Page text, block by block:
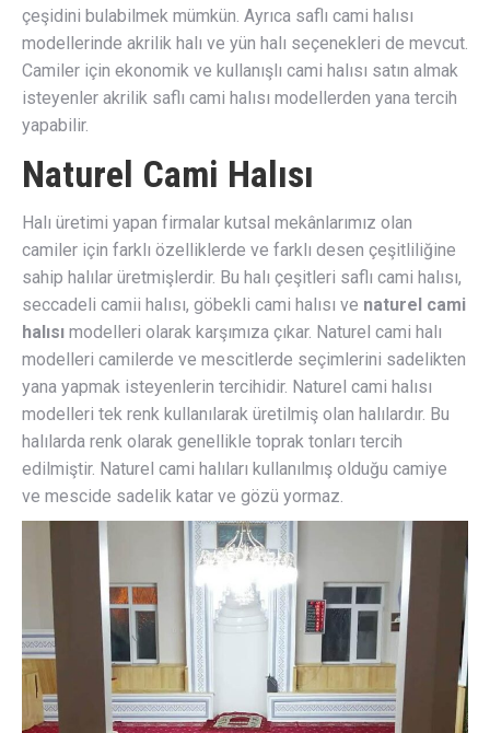
çeşidini bulabilmek mümkün. Ayrıca saflı cami halısı
modellerinde akrilik halı ve yün halı seçenekleri de mevcut.
Camiler için ekonomik ve kullanışlı cami halısı satın almak
isteyenler akrilik saflı cami halısı modellerden yana tercih
yapabilir.
Naturel Cami Halısı
Halı üretimi yapan firmalar kutsal mekânlarımız olan
camiler için farklı özelliklerde ve farklı desen çeşitliliğine
sahip halılar üretmişlerdir. Bu halı çeşitleri saflı cami halısı,
seccadeli camii halısı, göbekli cami halısı ve naturel cami
halısı modelleri olarak karşımıza çıkar. Naturel cami halı
modelleri camilerde ve mescitlerde seçimlerini sadelikten
yana yapmak isteyenlerin tercihidir. Naturel cami halısı
modelleri tek renk kullanılarak üretilmiş olan halılardır. Bu
halılarda renk olarak genellikle toprak tonları tercih
edilmiştir. Naturel cami halıları kullanılmış olduğu camiye
ve mescide sadelik katar ve gözü yormaz.